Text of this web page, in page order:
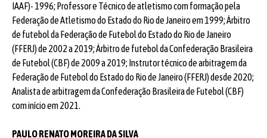
IAAF)- 1996; Professor e Técnico de atletismo com formação pela
Federação de Atletismo do Estado do Rio de Janeiro em 1999; Árbitro
de futebol da Federação de Futebol do Estado do Rio de Janeiro
(FFERJ) de 2002 a 2019; Árbitro de futebol da Confederação Brasileira
de Futebol (CBF) de 2009 a 2019; Instrutor técnico de arbitragem da
Federação de Futebol do Estado do Rio de Janeiro (FFERJ) desde 2020;
Analista de arbitragem da Confederação Brasileira de Futebol (CBF)
com início em 2021.
PAULO RENATO MOREIRA DA SILVA